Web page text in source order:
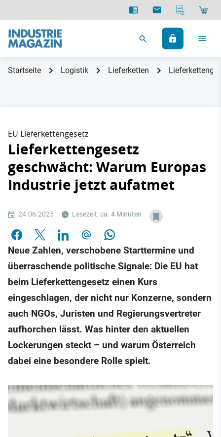
Startseite Logistik Lieferketten
EU Lieferkettengesetz
Lieferkettengesetz
geschwächt: Warum Europas
Industrie jetzt aufatmet
24.06.2025 Lesezeit: ca. 4 Minuten
Neue Zahlen, verschobene Starttermine und
überraschende politische Signale: Die EU hat
beim Lieferkettengesetz einen Kurs
eingeschlagen, der nicht nur Konzerne, sondern
auch NGOs, Juristen und Regierungsvertreter
aufhorchen lässt. Was hinter den aktuellen
Lockerungen steckt – und warum Österreich
dabei eine besondere Rolle spielt.